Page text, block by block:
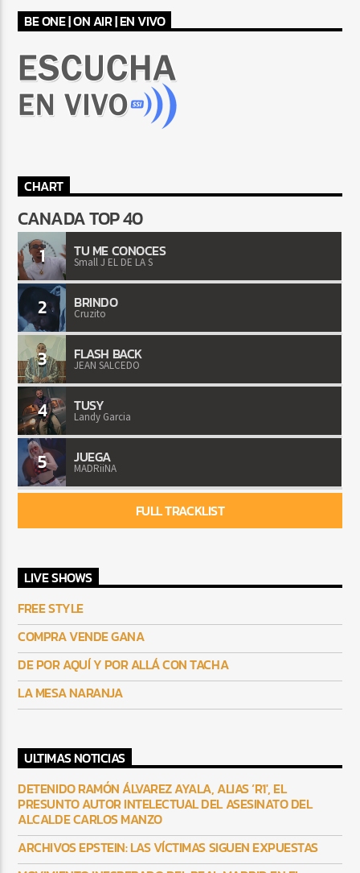
BE ONE | ON AIR | EN VIVO
CHART
CANADA TOP 40
1 TU ME CONOCES
Small J EL DE LA S
2 BRINDO
Cruzito
3 FLASH BACK
JEAN SALCEDO
4 TUSY
Landy Garcia
5 JUEGA
MADRiiNA
FULL TRACKLIST
LIVE SHOWS
FREE STYLE
COMPRA VENDE GANA
DE POR AQUÍ Y POR ALLÁ CON TACHA
LA MESA NARANJA
ULTIMAS NOTICIAS
DETENIDO RAMÓN ÁLVAREZ AYALA, ALIAS ‘R1′, EL
PRESUNTO AUTOR INTELECTUAL DEL ASESINATO DEL
ALCALDE CARLOS MANZO
ARCHIVOS EPSTEIN: LAS VÍCTIMAS SIGUEN EXPUESTAS